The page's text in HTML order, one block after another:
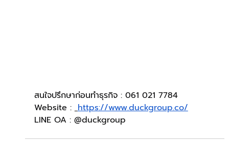
สนใจปรึกษาก่อนทำธุรกิจ : 061 021 7784
Website : https://www.duckgroup.co/
LINE OA : @duckgroup